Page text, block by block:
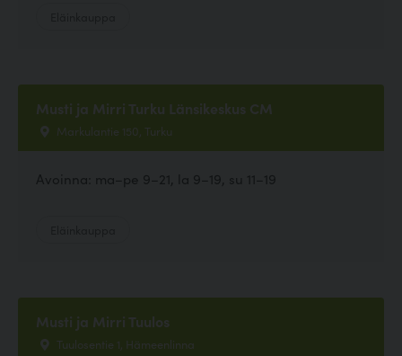
Musti ja Mirri Turku Länsikeskus CM
Markulantie 150, Turku
Avoinna: ma–pe 9–21, la 9–19, su 11–19
Musti ja Mirri Tuulos
Tuulosentie 1, Hämeenlinna